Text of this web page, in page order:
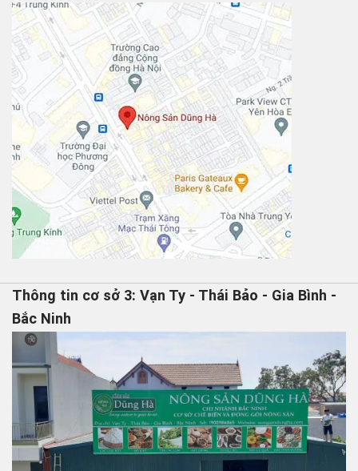
Thông tin cơ sở 3: Vạn Ty - Thái Bảo - Gia Bình -
Bắc Ninh